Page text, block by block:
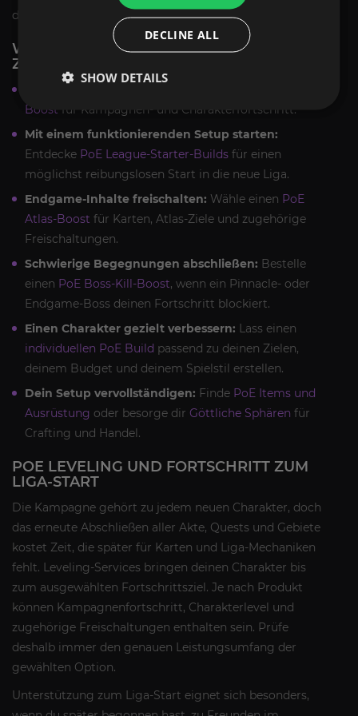
den Service, der deinen tatsächlichen Engpass löst.
WELCHER PATH OF EXILE BOOST PASST
ZU DEINEM ZIEL?
Boost für Kampagnen- und Charakterfortschritt.
Mit einem funktionierenden Setup starten:
Entdecke PoE League-Starter-Builds für einen
möglichst reibungslosen Start in die neue Liga.
Endgame-Inhalte freischalten: Wähle einen PoE
Atlas-Boost für Karten, Atlas-Ziele und zugehörige
Freischaltungen.
Schwierige Begegnungen abschließen: Bestelle
einen PoE Boss-Kill-Boost, wenn ein Pinnacle- oder
Endgame-Boss deinen Fortschritt blockiert.
Einen Charakter gezielt verbessern: Lass einen
individuellen PoE Build passend zu deinen Zielen,
deinem Budget und deinem Spielstil erstellen.
Dein Setup vervollständigen: Finde PoE Items und
Ausrüstung oder besorge dir Göttliche Sphären für
Crafting und Handel.
POE LEVELING UND FORTSCHRITT ZUM
LIGA-START
Die Kampagne gehört zu jedem neuen Charakter, doch
das erneute Abschließen aller Akte, Quests und Gebiete
kostet Zeit, die später für Karten und Liga-Mechaniken
fehlt. Leveling-Services bringen deinen Charakter bis
zum ausgewählten Fortschrittsziel. Je nach Produkt
können Kampagnenfortschritt, Charakterlevel und
zugehörige Freischaltungen enthalten sein. Prüfe
deshalb immer den genauen Leistungsumfang der
gewählten Option.
Unterstützung zum Liga-Start eignet sich besonders,
DECLINE ALL
SHOW DETAILS